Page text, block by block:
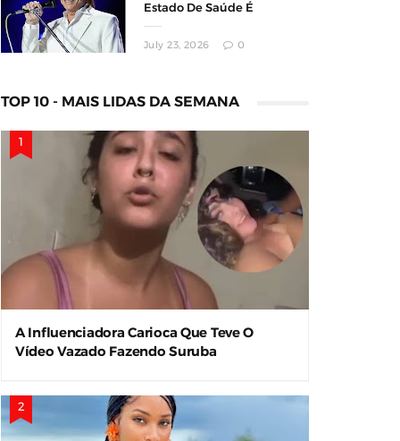
Estado De Saúde É
July 23, 2026 0
TOP 10 - MAIS LIDAS DA SEMANA
A Influenciadora Carioca Que Teve O
Vídeo Vazado Fazendo Suruba